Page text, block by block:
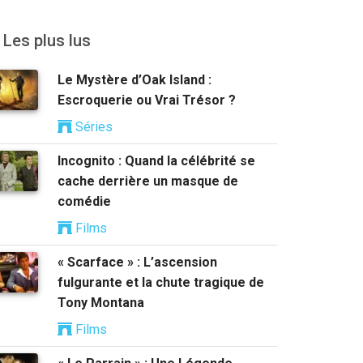
plus lus
Le Mystère d’Oak Island :
Escroquerie ou Vrai Trésor ?
Séries
Incognito : Quand la célébrité se
cache derrière un masque de
comédie
Films
« Scarface » : L’ascension
fulgurante et la chute tragique de
Tony Montana
Films